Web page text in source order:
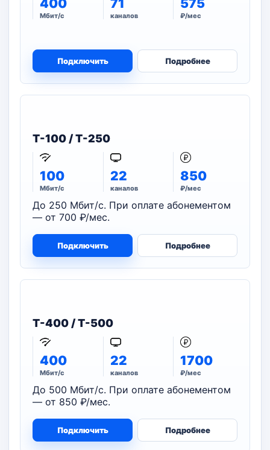
400
Мбит/с
71
каналов
575
₽/мес
Подключить Подробнее
T-100 / T-250
100
Мбит/с
22
каналов
850
₽/мес
До 250 Мбит/с. При оплате абонементом
— от 700 ₽/мес.
Подключить Подробнее
T-400 / T-500
400
Мбит/с
22
каналов
1700
₽/мес
До 500 Мбит/с. При оплате абонементом
— от 850 ₽/мес.
Подключить Подробнее